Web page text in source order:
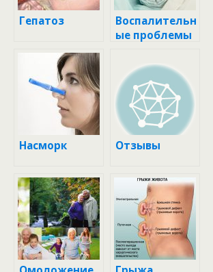
Гепатоз
Воспалительн
ые проблемы
Насморк Отзывы